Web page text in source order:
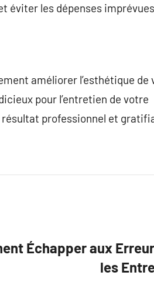
éviter les dépenses
améliorer l’esthétique de
pour l’entretien de votre
professionnel et
Échapper aux
les